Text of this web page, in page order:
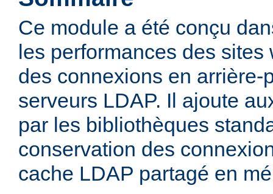
Ce module a été conçu
les performances des
des connexions en arrière-
serveurs LDAP. Il ajoute
par les bibliothèques
conservation des
cache LDAP partagé en